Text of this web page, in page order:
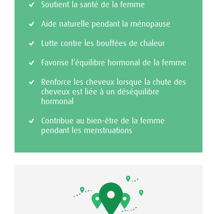
Soutient la santé de la femme
Aide naturelle pendant la ménopause
Lutte contre les bouffées de chaleur
Favorise l’équilibre hormonal de la femme
Renforce les cheveux lorsque la chute des
cheveux est liée à un déséquilibre
hormonal
Contribue au bien-être de la femme
pendant les menstruations